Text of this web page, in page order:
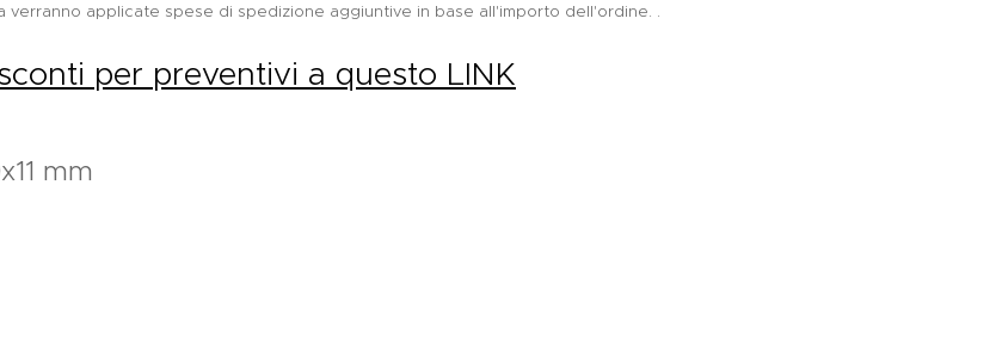
verranno applicate spese di spedizione aggiuntive in base all'importo dell'ordine. .
per preventivi a questo LINK
mm